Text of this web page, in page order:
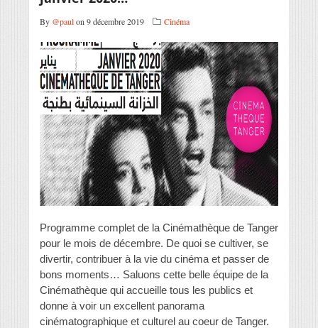
By @paulon 9 décembre 2019 Cinéma
Programme complet de la Cinémathèque de Tanger
pour le mois de décembre. De quoi se cultiver, se
divertir, contribuer à la vie du cinéma et passer de
bons moments… Saluons cette belle équipe de la
Cinémathèque qui accueille tous les publics et
donne à voir un excellent panorama
cinématographique et culturel au coeur de Tanger.